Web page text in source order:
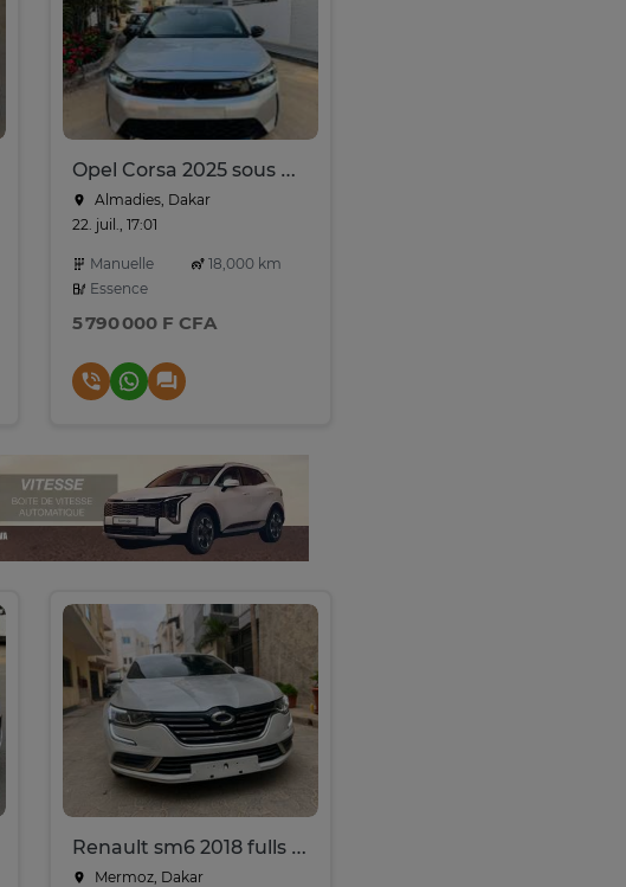
Opel Corsa 2025 sous douane
Almadies, Dakar
22. juil., 17:01
Manuelle
18,000 km
Essence
5 790 000 F CFA
Renault sm6 2018 fulls options
Mermoz, Dakar